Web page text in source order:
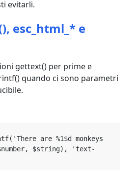
evitarli.
esc_html_* e
gettext() per prime e
quando ci sono parametri
are %1$d monkeys
$string), 'text-